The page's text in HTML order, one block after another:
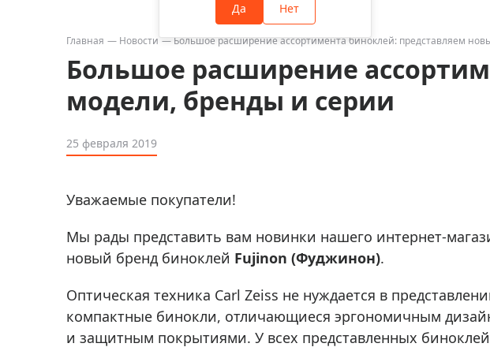
Бинокли
Зрительные трубы
Лупы
Приборы ночного видения
Фотогаджеты
Discovery (Дискавери)
Оптика для детей Levenhuk LabZZ
Аксессуары для микроскопов
Аксессуары для зрительных труб
Аксессуары для биноклей
Аксессуары для луп
Распродажа выставочных
Да Нет
Главная Новости Большое расширение ассортимента биноклей: представляем
Большое расширение
модели, бренды и серии
25 февраля 2019
Уважаемые покупатели!
Мы рады представить вам новинки нашего интернет-
новый бренд биноклей Fujinon (Фуджинон).
Оптическая техника Carl Zeiss не нуждается в
компактные бинокли, отличающиеся эргономичным
и защитным покрытиями. У всех представленных